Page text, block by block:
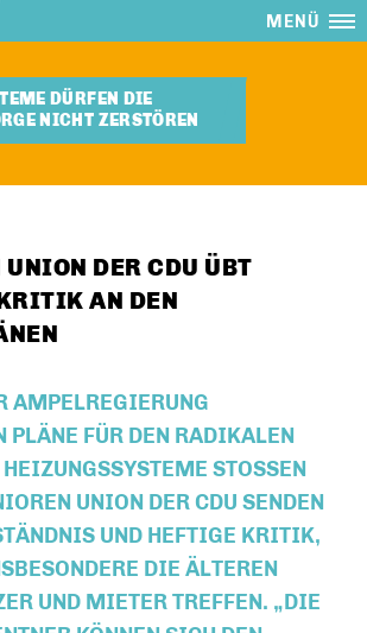
MENÜ
DÜRFEN DIE
NICHT ZERSTÖREN
DER CDU ÜBT
AN DEN
AMPELREGIERUNG
FÜR DEN RADIKALEN
STOSSEN B
UNION DER CDU SENDEN A
UND HEFTIGE KRITIK, W
DIE ÄLTEREN H
UND MIETER TREFFEN. „DIE M